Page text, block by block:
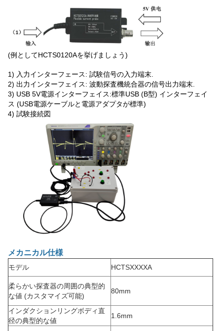
(例としてHCTS0120Aを挙げましょう)
1) 入力インターフェース: 試験信号の入力端末.
2) 出力インターフェイス: 波動探査機統合器の信号出力端末.
3) USB 5V電源インターフェイス:標準USB (B型) インターフェイ
ス (USB電源ケーブルと電源アダプタが標準)
4) 試験接続図
メカニカル仕様
モデル HCTSXXXXA
柔らかい探査器の周囲の典型的
な値 (カスタマイズ可能)
80mm
インダクションリングボディ直
径の典型的な値
1.6mm